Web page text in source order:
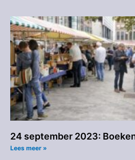
24 september 2023:
Lees meer »